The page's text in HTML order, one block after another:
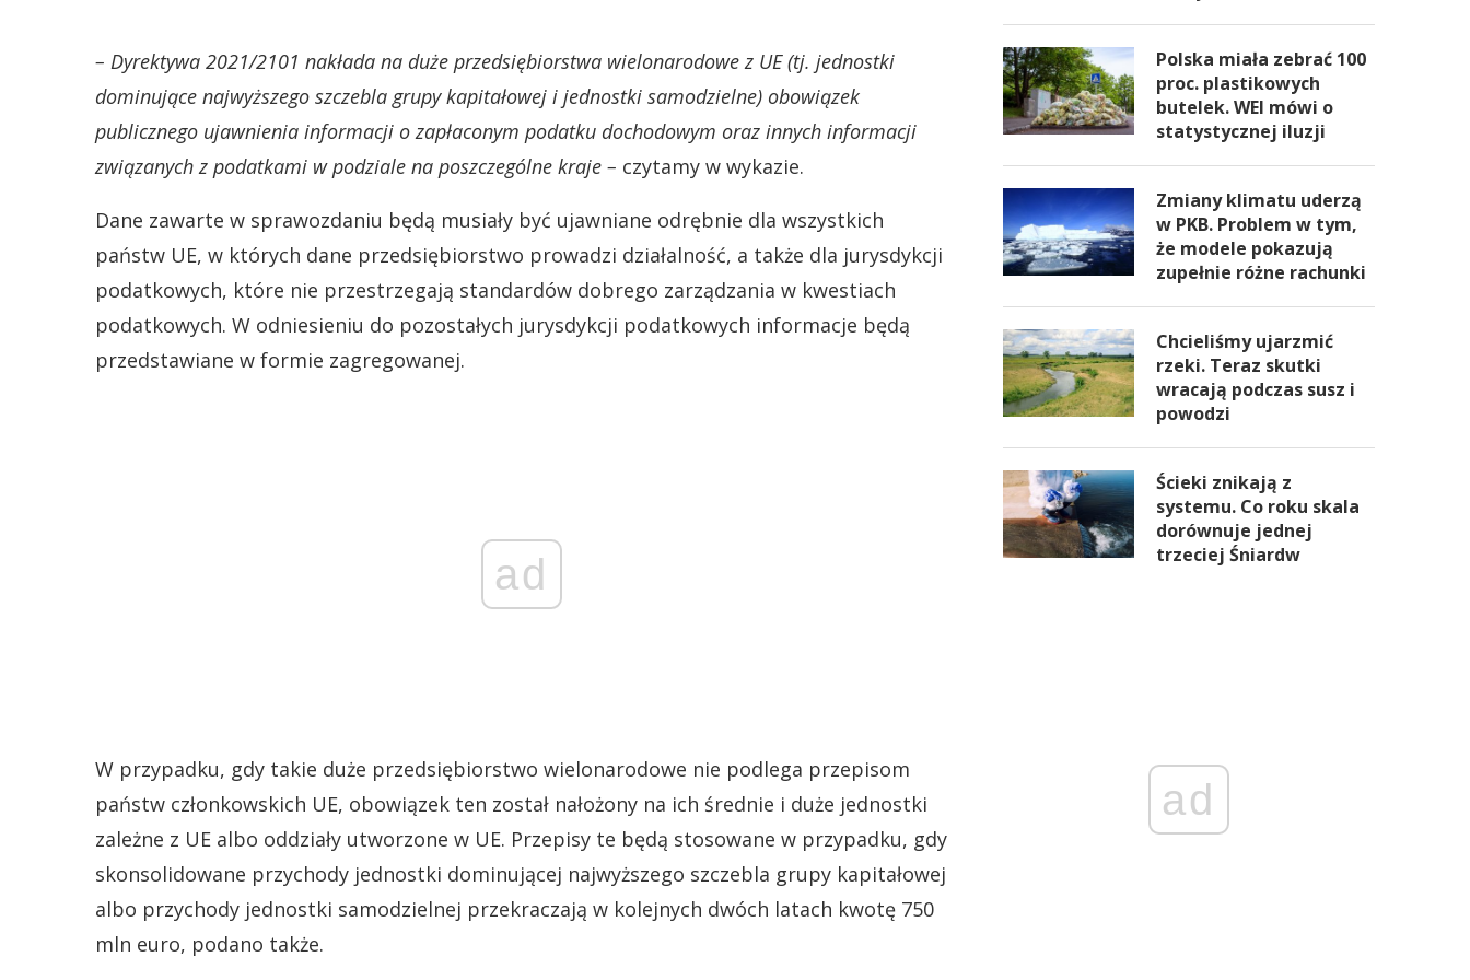
– Dyrektywa 2021/2101 nakłada na duże przedsiębiorstwa wielonarodowe z UE (tj. jednostki
dominujące najwyższego szczebla grupy kapitałowej i jednostki samodzielne) obowiązek
publicznego ujawnienia informacji o zapłaconym podatku dochodowym oraz innych informacji
związanych z podatkami w podziale na poszczególne kraje – czytamy w wykazie.
Dane zawarte w sprawozdaniu będą musiały być ujawniane odrębnie dla wszystkich
państw UE, w których dane przedsiębiorstwo prowadzi działalność, a także dla jurysdykcji
podatkowych, które nie przestrzegają standardów dobrego zarządzania w kwestiach
podatkowych. W odniesieniu do pozostałych jurysdykcji podatkowych informacje będą
przedstawiane w formie zagregowanej.
ad
W przypadku, gdy takie duże przedsiębiorstwo wielonarodowe nie podlega przepisom
państw członkowskich UE, obowiązek ten został nałożony na ich średnie i duże jednostki
zależne z UE albo oddziały utworzone w UE. Przepisy te będą stosowane w przypadku, gdy
skonsolidowane przychody jednostki dominującej najwyższego szczebla grupy kapitałowej
albo przychody jednostki samodzielnej przekraczają w kolejnych dwóch latach kwotę 750
mln euro, podano także.
Polska miała zebrać 100
proc. plastikowych
butelek. WEI mówi o
statystycznej iluzji
Zmiany klimatu uderzą
w PKB. Problem w tym,
że modele pokazują
zupełnie różne rachunki
Chcieliśmy ujarzmić
rzeki. Teraz skutki
wracają podczas susz i
powodzi
Ścieki znikają z
systemu. Co roku skala
dorównuje jednej
trzeciej Śniardw
ad